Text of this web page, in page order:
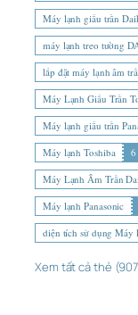
Máy lạnh giấu trần
máy lạnh treo tường
lắp đặt máy lạnh âm
Máy Lạnh Giấu Trần
Máy lạnh giấu trần
Máy lạnh Toshiba
6
Máy Lạnh Âm Trần
Máy lạnh Panasonic
diện tích sử dụng Máy
Xem tất cả thẻ